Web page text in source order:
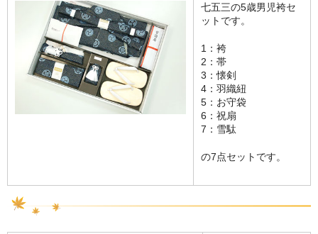
七五三の5歳男児袴セ
ットです。
1：袴
2：帯
3：懐剣
4：羽織紐
5：お守袋
6：祝扇
7：雪駄
の7点セットです。